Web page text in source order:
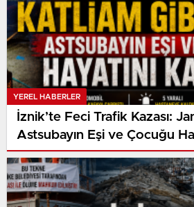
YEREL HABERLER
İznik’te Feci Trafik Kazası:
Astsubayın Eşi ve Çocuğu